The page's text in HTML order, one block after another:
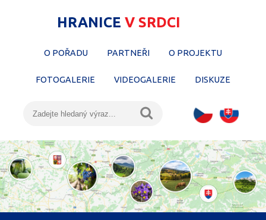
HRANICE V SRDCI
O POŘADU PARTNEŘI O PROJEKTU
FOTOGALERIE VIDEOGALERIE DISKUZE